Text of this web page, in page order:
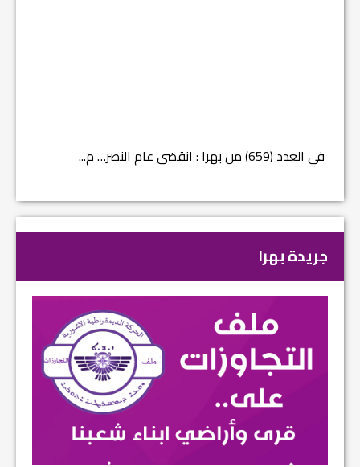
في العدد (659) من بهرا : انقضى عام النصر… م...
جريدة بهرا